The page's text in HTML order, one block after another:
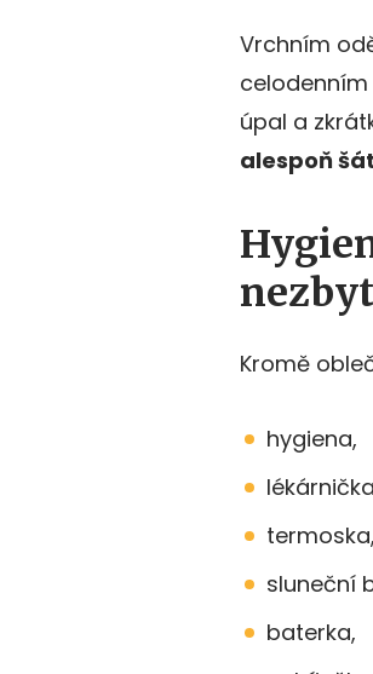
Vrchním
úpal a
alespoň
Kromě
hygiena,
termoska,
sluneční
baterka,